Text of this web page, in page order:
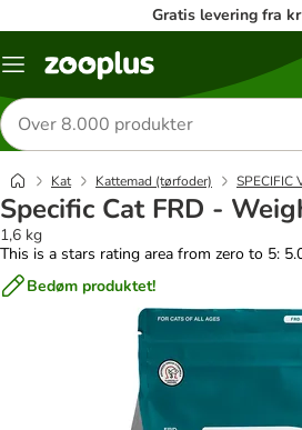
Gratis levering fra
Menu
Søg
efter
produkter
Kat Kattemad (tørfoder) SPECIFIC
Specific Cat FRD -
1,6 kg
This is a stars rating area from zero to 5:
Bedøm produktet!